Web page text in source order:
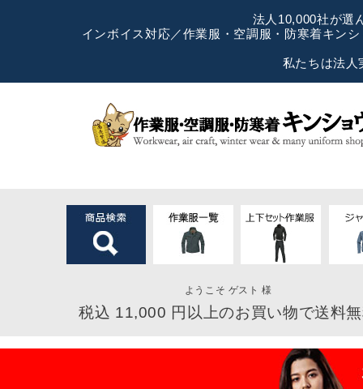
法人10,000社が選
インボイス対応／作業服・空調服・防寒着キン
私たちは法人
ようこそ ゲスト 様
税込 11,000 円以上のお買い物で送料